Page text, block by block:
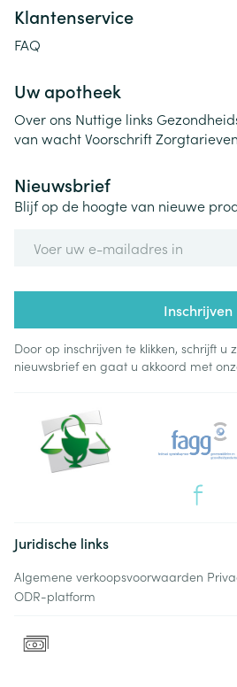
Klantenservice
FAQ
Uw apotheek
Over ons Nuttige links
van wachtVoorschriftZorgtarieven
Nieuwsbrief
Blijf op de hoogte van nieuwe
Inschrijven
Door op inschrijven te klikken, schrijft u
nieuwsbrief en gaat u akkoord met
Juridische links
Algemene verkoopsvoorwaarden
ODR-platform